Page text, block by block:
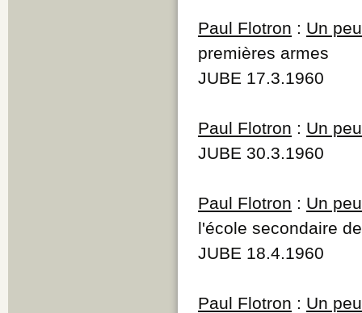
Paul Flotron : Un
premières armes
JUBE 17.3.1960
Paul Flotron : Un
JUBE 30.3.1960
Paul Flotron : Un
l'école secondaire
JUBE 18.4.1960
Paul Flotron : Un